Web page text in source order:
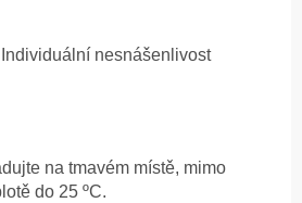
Individuální nesnášenlivost
na tmavém místě, mimo
do 25 ºC.